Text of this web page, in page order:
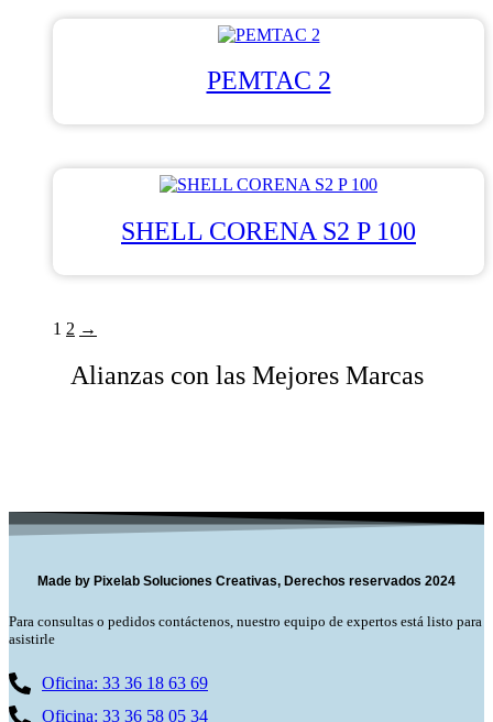
PEMTAC 2
SHELL CORENA S2 P 100
1 2 →
Alianzas con las Mejores Marcas
Made by Pixelab Soluciones Creativas, Derechos reservados 2024
Para consultas o pedidos contáctenos, nuestro equipo de expertos está listo para
asistirle
Oficina: 33 36 18 63 69
Oficina: 33 36 58 05 34